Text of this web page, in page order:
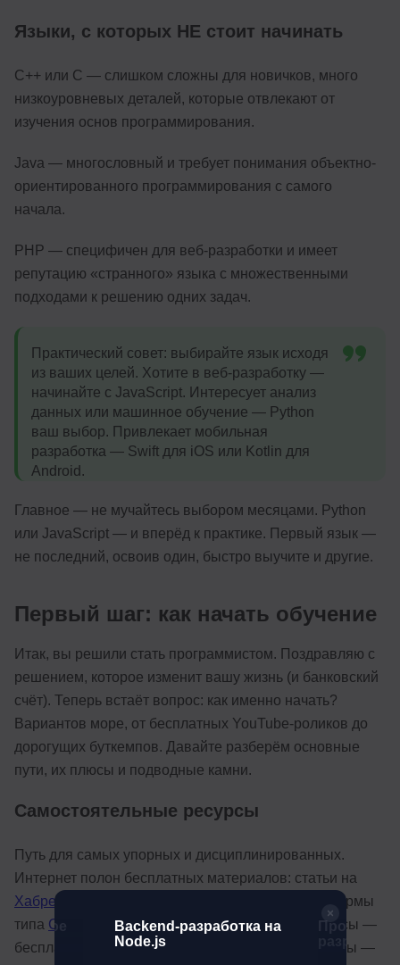
Языки, с которых НЕ стоит начинать
C++ или C — слишком сложны для новичков, много
низкоуровневых деталей, которые отвлекают от
изучения основ программирования.
Java — многословный и требует понимания объектно-
ориентированного программирования с самого
начала.
PHP — специфичен для веб-разработки и имеет
репутацию «странного» языка с множественными
подходами к решению одних задач.
Практический совет: выбирайте язык исходя
из ваших целей. Хотите в веб-разработку —
начинайте с JavaScript. Интересует анализ
данных или машинное обучение — Python
ваш выбор. Привлекает мобильная
разработка — Swift для iOS или Kotlin для
Android.
Главное — не мучайтесь выбором месяцами. Python
или JavaScript — и вперёд к практике. Первый язык —
не последний, освоив один, быстро выучите и другие.
Первый шаг: как начать обучение
Итак, вы решили стать программистом. Поздравляю с
решением, которое изменит вашу жизнь (и банковский
счёт). Теперь встаёт вопрос: как именно начать?
Вариантов море, от бесплатных YouTube-роликов до
дорогущих буткемпов. Давайте разберём основные
пути, их плюсы и подводные камни.
Самостоятельные ресурсы
Путь для самых упорных и дисциплинированных.
Интернет полон бесплатных материалов: статьи на
Хабре
, интерактивные платформы
типа CodecademyиfreeCodeCamp. Главные плюсы —
бесплатно и можно учиться в своём темпе. Минусы —
веб-
Backend-разработка на
Node.js